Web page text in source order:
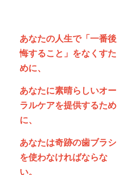
あなたの人生で「一番後
悔すること」をなくすた
めに、
あなたに素晴らしいオー
ラルケアを提供するため
に、
あなたは奇跡の歯ブラシ
を使わなければならな
い。